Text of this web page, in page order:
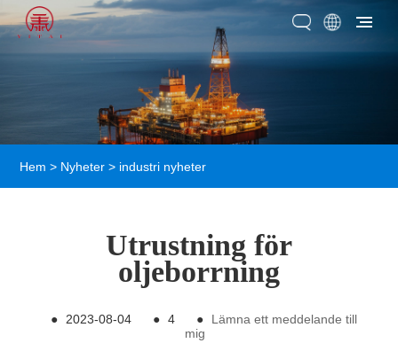
Hem > Nyheter > industri nyheter
Utrustning för
oljeborrning
● 2023-08-04 ● 4 ●
Lämna ett meddelande till
mig